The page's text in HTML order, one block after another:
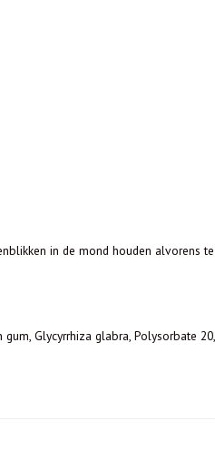
in de mond houden alvorens
Glycyrrhiza glabra, Polysorbate